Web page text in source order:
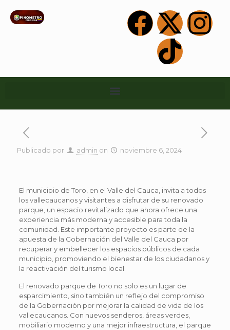
Publicado por admin on noviembre 6, 2024
El municipio de Toro, en el Valle del Cauca, invita a todos
los vallecaucanos y visitantes a disfrutar de su renovado
parque, un espacio revitalizado que ahora ofrece una
experiencia más moderna y accesible para toda la
comunidad. Este importante proyecto es parte de la
apuesta de la Gobernación del Valle del Cauca por
recuperar y embellecer los espacios públicos de cada
municipio, promoviendo el bienestar de los ciudadanos y
la reactivación del turismo local.
El renovado parque de Toro no solo es un lugar de
esparcimiento, sino también un reflejo del compromiso
de la Gobernación por mejorar la calidad de vida de los
vallecaucanos. Con nuevos senderos, áreas verdes,
mobiliario moderno y una mejor infraestructura, el parque